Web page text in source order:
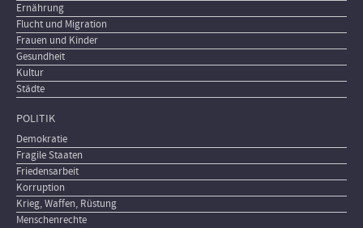
Ernährung
Flucht und Migration
Frauen und Kinder
Gesundheit
Kultur
Städte
POLITIK
Demokratie
Fragile Staaten
Friedensarbeit
Korruption
Krieg, Waffen, Rüstung
Menschenrechte